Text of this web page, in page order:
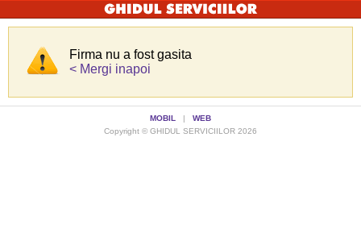
Firma nu a fost gasita
< Mergi inapoi
MOBIL | WEB
Copyright © GHIDUL SERVICIILOR 2026